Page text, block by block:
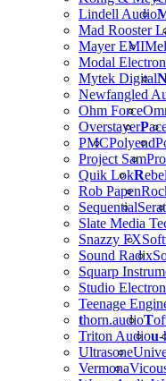
Lindell Audio
Mad Rooster
Mayer EMI
Modal
Mytek Digital
Newfangled
Ohm Force
OverstayerP
PMCPolyend
Project Sam
Quik LokR
Rob Papen
Sequential
Slate Media
Snazzy FX
Sound Radix
Squarp
Studio
Teenage
thorn.audioT
Triton Audiou-
Ultrasone
Vermona